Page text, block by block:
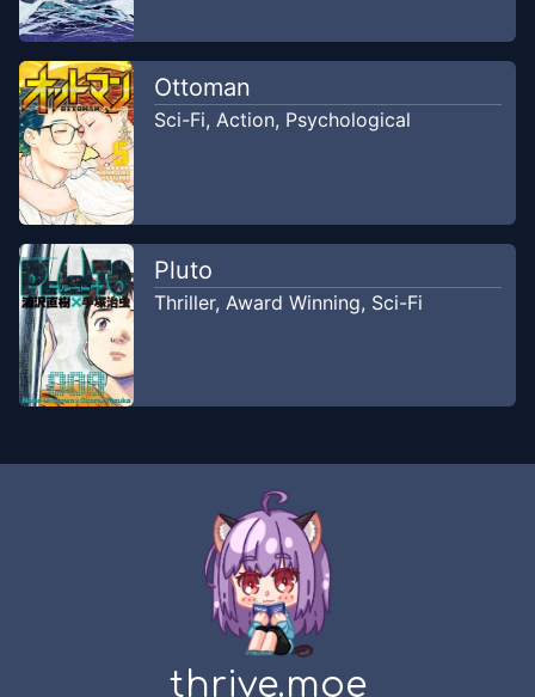
Ottoman
Sci-Fi, Action, Psychological
Pluto
Thriller, Award Winning, Sci-Fi
thrive.moe